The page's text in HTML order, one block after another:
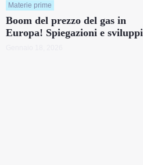
Materie prime
Boom del prezzo del gas in
Europa! Spiegazioni e sviluppi